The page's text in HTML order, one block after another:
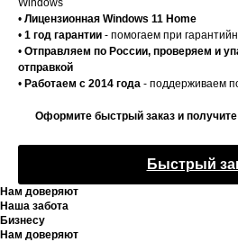
Windows
• Лицензионная Windows 11 Home
• 1 год гарантии - помогаем при
• Отправляем по России, проверяем и
отправкой
• Работаем с 2014 года - поддерживаем
Оформите быстрый заказ и
Быстрый
Нам доверяют
Наша забота
Бизнесу
Нам доверяют